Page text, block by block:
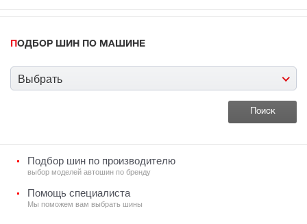
ПОДБОР ШИН ПО МАШИНЕ
Выбрать
Подбор шин по производителю
выбор моделей автошин по бренду
Помощь специалиста
Мы поможем вам выбрать шины